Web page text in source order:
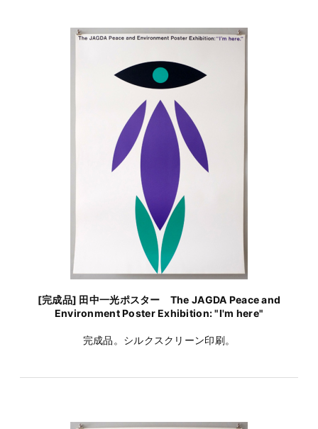
[完成品] 田中一光ポスター The JAGDA Peace and
Environment Poster Exhibition: "I'm here"
完成品。シルクスクリーン印刷。